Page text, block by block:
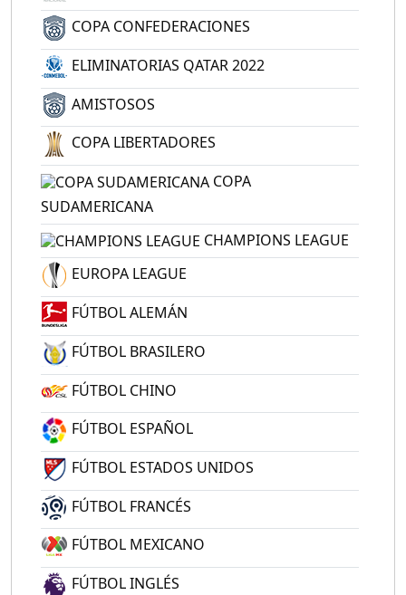
COPA CONFEDERACIONES
ELIMINATORIAS QATAR 2022
AMISTOSOS
COPA LIBERTADORES
COPA
SUDAMERICANA
CHAMPIONS LEAGUE
EUROPA LEAGUE
FÚTBOL ALEMÁN
FÚTBOL BRASILERO
FÚTBOL CHINO
FÚTBOL ESPAÑOL
FÚTBOL ESTADOS UNIDOS
FÚTBOL FRANCÉS
FÚTBOL MEXICANO
FÚTBOL INGLÉS